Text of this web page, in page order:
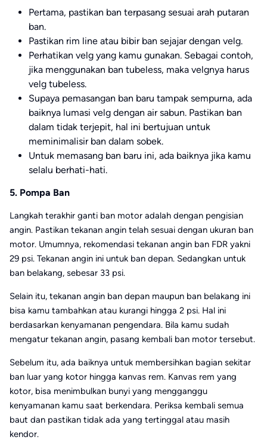
Pertama, pastikan ban terpasang sesuai arah putaran
ban.
Pastikan rim line atau bibir ban sejajar dengan velg.
Perhatikan velg yang kamu gunakan. Sebagai contoh,
jika menggunakan ban tubeless, maka velgnya harus
velg tubeless.
Supaya pemasangan ban baru tampak sempurna, ada
baiknya lumasi velg dengan air sabun. Pastikan ban
dalam tidak terjepit, hal ini bertujuan untuk
meminimalisir ban dalam sobek.
Untuk memasang ban baru ini, ada baiknya jika kamu
selalu berhati-hati.
5. Pompa Ban
Langkah terakhir ganti ban motor adalah dengan pengisian
angin. Pastikan tekanan angin telah sesuai dengan ukuran ban
motor. Umumnya, rekomendasi tekanan angin ban FDR yakni
29 psi. Tekanan angin ini untuk ban depan. Sedangkan untuk
ban belakang, sebesar 33 psi.
Selain itu, tekanan angin ban depan maupun ban belakang ini
bisa kamu tambahkan atau kurangi hingga 2 psi. Hal ini
berdasarkan kenyamanan pengendara. Bila kamu sudah
mengatur tekanan angin, pasang kembali ban motor tersebut.
Sebelum itu, ada baiknya untuk membersihkan bagian sekitar
ban luar yang kotor hingga kanvas rem. Kanvas rem yang
kotor, bisa menimbulkan bunyi yang mengganggu
kenyamanan kamu saat berkendara. Periksa kembali semua
baut dan pastikan tidak ada yang tertinggal atau masih
kendor.